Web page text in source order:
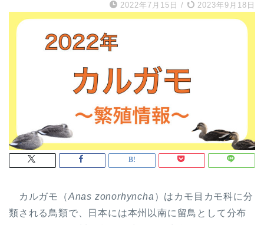
2022年7月15日 / 2023年9月18日
カルガモ（Anas zonorhyncha ）はカモ目カモ科に分
類される鳥類で、日本には本州以南に留鳥として分布